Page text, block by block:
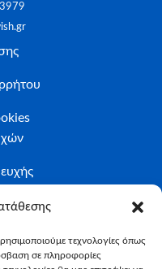
τεχνολογίες όπως
σε πληροφορίες
ευχής